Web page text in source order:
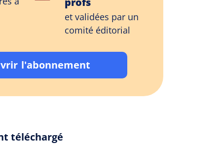
et validées par un
comité éditorial
l'abonnement
téléchargé